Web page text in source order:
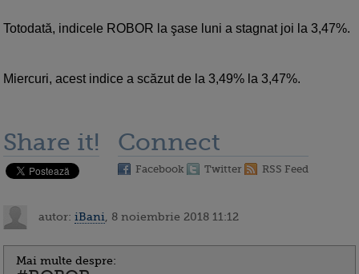
Totodată, indicele ROBOR la şase luni a stagnat joi la 3,47%.
Miercuri, acest indice a scăzut de la 3,49% la 3,47%.
Share it! Connect
Facebook Twitter RSS Feed
autor: iBani , 8 noiembrie 2018 11:12
Mai multe despre: